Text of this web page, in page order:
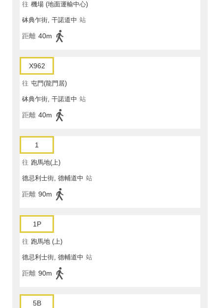
往 機場 (地面運輸中心)
砵典乍街, 干諾道中 站
距離 40m
X962
往 屯門(龍門居)
砵典乍街, 干諾道中 站
距離 40m
1
往 跑馬地(上)
德忌利士街, 德輔道中 站
距離 90m
1P
往 跑馬地 (上)
德忌利士街, 德輔道中 站
距離 90m
5B